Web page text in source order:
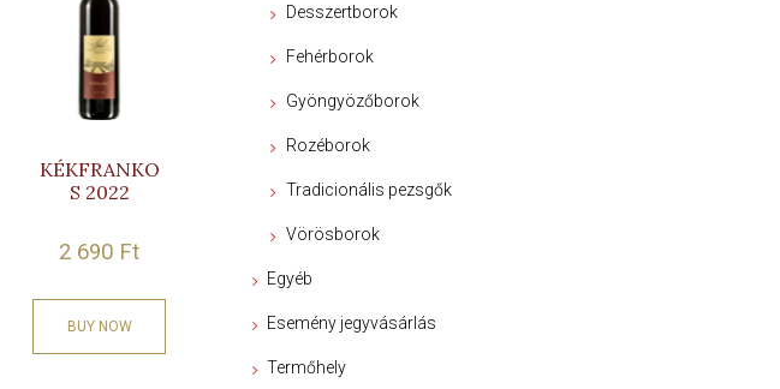
KÉKFRANKO
S 2022
2 690 Ft
BUY NOW
Desszertborok
Fehérborok
Gyöngyözőborok
Rozéborok
Tradicionális pezsgők
Vörösborok
Egyéb
Esemény jegyvásárlás
Termőhely